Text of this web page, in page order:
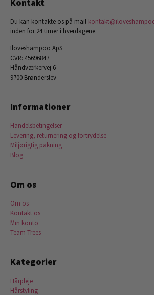
Kontakt
Du kan kontakte os på mail
inden for 24 timer i hverdagene.
Iloveshampoo ApS
CVR: 45696847
Håndværkervej 6
9700 Brønderslev
Informationer
Handelsbetingelser
Levering, returnering og fortrydelse
Miljørigtig pakning
Blog
Om os
Om os
Kontakt os
Min konto
Team Trees
Kategorier
Hårpleje
Hårstyling